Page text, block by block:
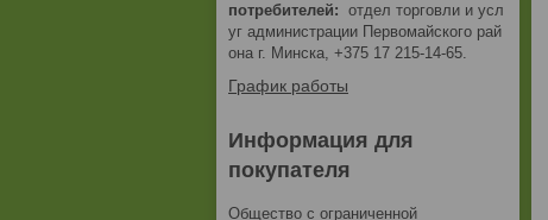
потребителей
отдел торговли и усл
уг администрации Первомайского рай
она г. Минска, +375 17 215-14-65.
График работы
Информация для
покупателя
Общество с ограниченной